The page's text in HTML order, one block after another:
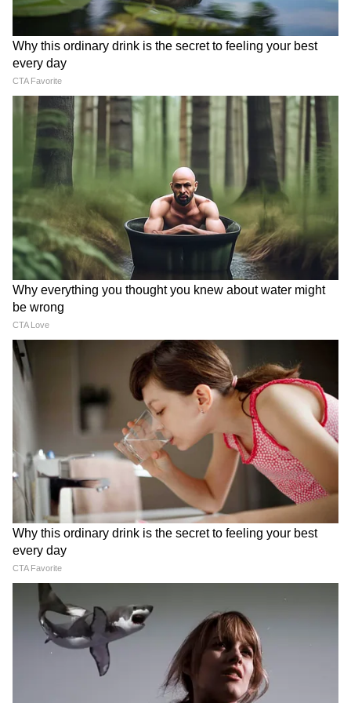
K Bhagyaraj: প্রয়াত কিংবদন্তী
পরিচালক কে ভাগ্যরাজ! রাষ্ট্রীয়
মর্যাদায় শেষকৃত্যের ঘোষণা
মুখ্যমন্ত্রীর
Haiwaan Release Date:
'হৈওয়ান'?
Jackky Bhagnani: বিয়ের
পরেও ডেটিং অ্যাপে?
'সিচুয়েশনশিপ' বিতর্কের পর ফের
ঝামেলায় জড়ালেন জ্যাকি
ভগনানি
Samantha Ruth Prabhu:
রোগের মধ্যেই মা হচ্ছেন সামান্থা!
এত আনন্দের পরেও কীসের
দুশ্চিন্তা অভিনেত্রীর?
LATEST VIDEOS
Dilip Ghosh: 'কেউ তৃণমূলীদের দলে নিলে
সে সাসপেন্ড হবে', বিজেপি নেতাদের কড়া
বার্তা দিলীপের
Suvendu Adhikari: ভবানীপুরের গুরুদ্বারে